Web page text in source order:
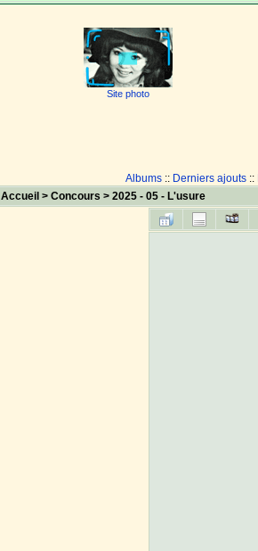
Site photo
Albums :: Derniers ajouts ::
Accueil > Concours > 2025 - 05 - L'usure